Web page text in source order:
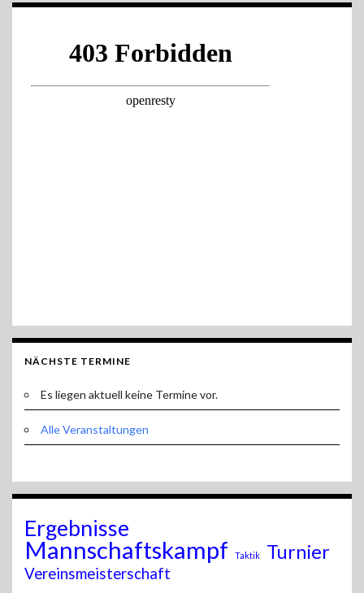
NÄCHSTE TERMINE
Es liegen aktuell keine Termine vor.
Alle Veranstaltungen
Ergebnisse
Mannschaftskampf Taktik Turnier
Vereinsmeisterschaft